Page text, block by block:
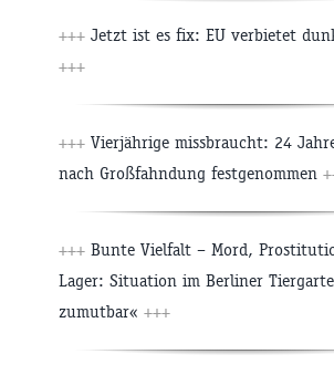
+++ Jetzt ist es fix: EU verbietet
+++
+++ Vierjährige missbraucht: 24
nach Großfahndung festgenommen
+++ Bunte Vielfalt – Mord,
Lager: Situation im Berliner
zumutbar« +++